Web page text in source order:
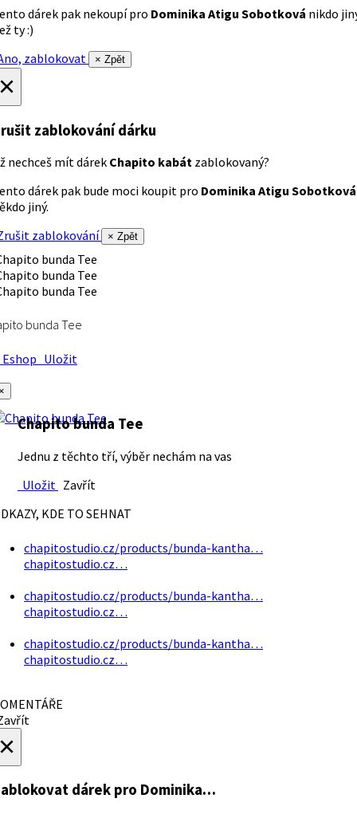
dárek pak nekoupí pro Dominika Atigu Sobotková nikdo
ty :)
zablokovat
× Zpět
zablokování dárku
nechceš mít dárek Chapito kabát zablokovaný?
dárek pak bude moci koupit pro Dominika Atigu Sobotková
jiný.
zablokování
× Zpět
bunda Tee
Uložit
Chapito bunda Tee
Jednu z těchto tří, výběr nechám na vas
Uložit Zavřít
KDE TO SEHNAT
chapitostudio.cz/products/bunda-kantha…
chapitostudio.cz…
chapitostudio.cz/products/bunda-kantha…
chapitostudio.cz…
chapitostudio.cz/products/bunda-kantha…
chapitostudio.cz…
dárek pro Dominika…